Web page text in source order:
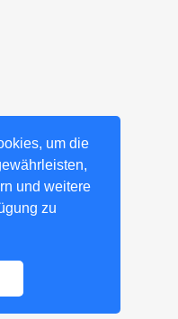
um die
und weitere
zu